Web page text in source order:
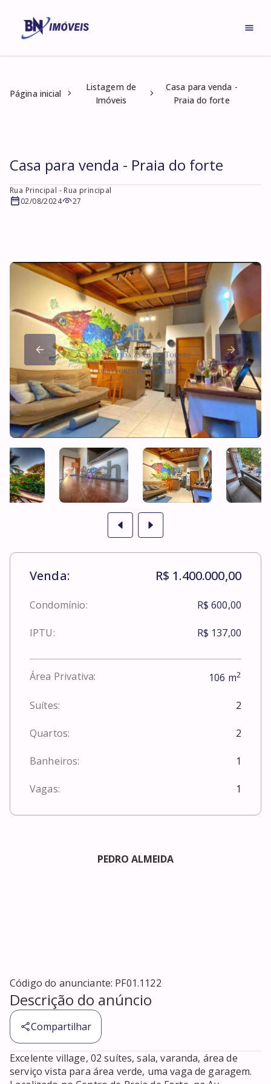
Página inicial
Listagem de
Imóveis
Casa para venda -
Praia do forte
Casa para venda - Praia do forte
Rua Principal - Rua principal
02/08/2024
27
Venda: R$ 1.400.000,00
Condomínio: R$ 600,00
IPTU: R$ 137,00
Área Privativa: 106 m2
Suítes: 2
Quartos: 2
Banheiros: 1
Vagas: 1
PEDRO ALMEIDA
Código do anunciante: PF01.1122
Descrição do anúncio
Compartilhar
Excelente village, 02 suítes, sala, varanda, área de
serviço vista para área verde, uma vaga de garagem.